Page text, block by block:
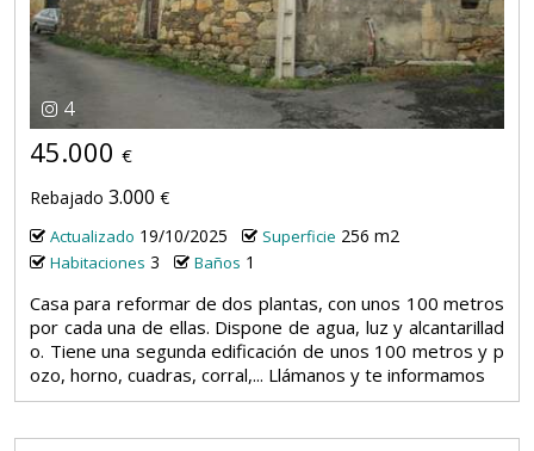
4
45.000 €
Rebajado 3.000 €
Actualizado 19/10/2025 Superficie 256 m2
Habitaciones 3 Baños 1
Casa para reformar de dos plantas, con unos 100 metros
por cada una de ellas. Dispone de agua, luz y alcantarillad
o. Tiene una segunda edificación de unos 100 metros y p
ozo, horno, cuadras, corral,... Llámanos y te informamos